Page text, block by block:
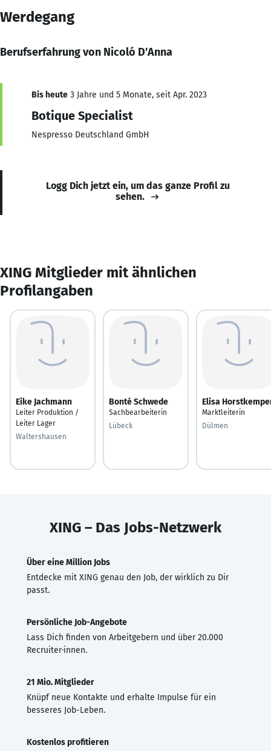
Werdegang
Berufserfahrung von Nicoló D'Anna
Bis heute 3 Jahre und 5 Monate, seit Apr. 2023
Botique Specialist
Nespresso Deutschland GmbH
Logg Dich jetzt ein, um das ganze Profil zu
sehen.
XING Mitglieder mit ähnlichen
Profilangaben
Eike Jachmann
Leiter Produktion /
Leiter Lager
Waltershausen
Bonté Schwede
Sachbearbeiterin
Lübeck
Elisa
Marktleiterin
Dülmen
XING – Das Jobs-Netzwerk
Über eine Million Jobs
Entdecke mit XING genau den Job, der wirklich zu Dir
passt.
Persönliche Job-Angebote
Lass Dich finden von Arbeitgebern und über 20.000
Recruiter·innen.
21 Mio. Mitglieder
Knüpf neue Kontakte und erhalte Impulse für ein
besseres Job-Leben.
Kostenlos profitieren